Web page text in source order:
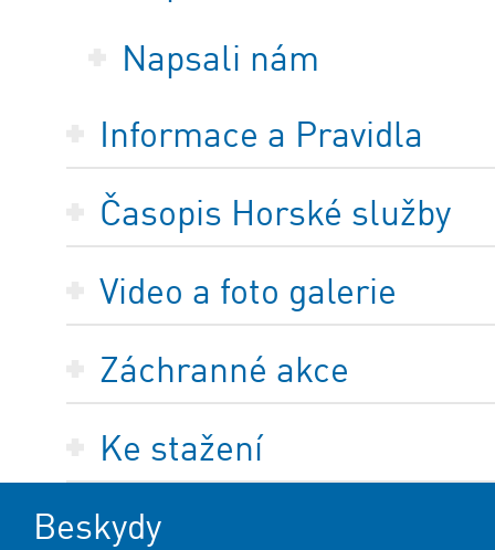
Napsali nám
Informace a Pravidla
Časopis Horské služby
Video a foto galerie
Záchranné akce
Ke stažení
Beskydy